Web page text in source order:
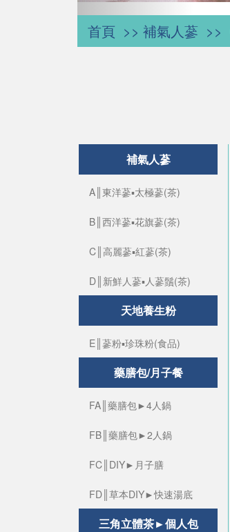
首頁 補氣人蔘
補氣人蔘
A║東洋蔘▪太極蔘(茶)
B║西洋蔘▪花旗蔘(茶)
C║高麗蔘▪紅蔘(茶)
D║新鮮人蔘▪人蔘鬚(茶)
天地養生粉
E║蔘粉▪珍珠粉(食品)
藥膳包/月子餐
FA║藥膳包►4人鍋
FB║藥膳包►2人鍋
FC║DIY►月子膳
FD║草本DIY►快速湯底
三角立體茶►個人包